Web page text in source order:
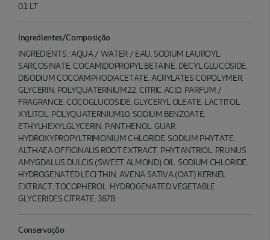
0.1 LT
Ingredientes/Composição
INGREDIENTS : AQUA / WATER / EAU. SODIUM LAUROYL
SARCOSINATE. COCAMIDOPROPYL BETAINE. DECYL GLUCOSIDE.
DISODIUM COCOAMPHODIACETATE. ACRYLATES COPOLYMER.
GLYCERIN. POLYQUATERNIUM22. CITRIC ACID. PARFUM /
FRAGRANCE. COCOGLUCOSIDE. GLYCERYL OLEATE. LACTITOL.
XYLITOL. POLYQUATERNIUM10. SODIUM BENZOATE.
ETHYLHEXYLGLYCERIN. PANTHENOL. GUAR
HYDROXYPROPYLTRIMONIUM CHLORIDE. SODIUM PHYTATE.
ALTHAEA OFFICINALIS ROOT EXTRACT. PHYTANTRIOL. PRUNUS
AMYGDALUS DULCIS (SWEET ALMOND) OIL. SODIUM CHLORIDE.
HYDROGENATED LECI THIN. AVENA SATIVA (OAT) KERNEL
EXTRACT. TOCOPHEROL. HYDROGENATED VEGETABLE
GLYCERIDES CITRATE. 387B.
Conservação